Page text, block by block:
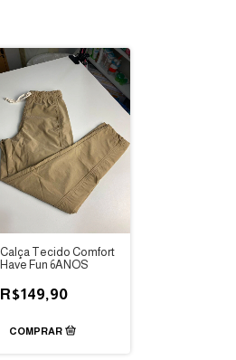
Calça Tecido Comfort
Have Fun 6ANOS
R$149,90